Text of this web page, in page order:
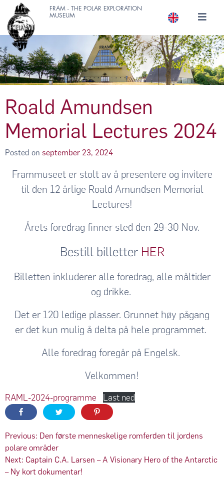
FRAM - THE POLAR EXPLORATION
MUSEUM
Roald Amundsen
Memorial Lectures 2024
Posted on september 23, 2024
Frammuseet er stolt av å presentere og invitere
til den 12 årlige Roald Amundsen Memorial
Lectures!
Årets foredrag finner sted den 29-30 Nov.
Bestill billetter HER
Billetten inkluderer alle foredrag, alle måltider
og drikke.
Det er 120 ledige plasser. Grunnet høy pågang
er det kun mulig å delta på hele programmet.
Alle foredrag foregår på Engelsk.
Velkommen!
RAML-2024-programme Last ned
Innleggsnavigasjon
Previous: Den første menneskelige romferden til jordens
polare områder
Next: Captain C.A. Larsen – A Visionary Hero of the Antarctic
– Ny kort dokumentar!